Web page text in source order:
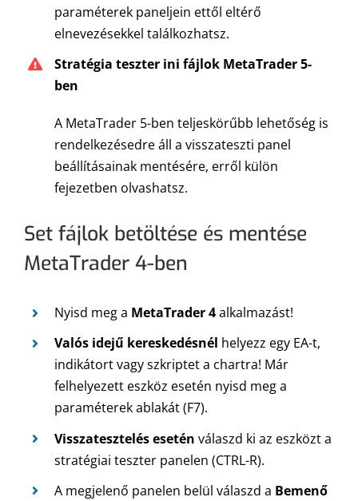
paraméterek paneljein ettől eltérő
elnevezésekkel találkozhatsz.
Stratégia teszter ini fájlok MetaTrader 5-
ben
A MetaTrader 5-ben teljeskörűbb lehetőség is
rendelkezésedre áll a visszateszti panel
beállításainak mentésére, erről külön
fejezetben olvashatsz.
Set fájlok betöltése és mentése
MetaTrader 4-ben
Nyisd meg a MetaTrader 4alkalmazást!
Valós idejű kereskedésnél helyezz egy EA-t,
indikátort vagy szkriptet a chartra! Már
felhelyezett eszköz esetén nyisd meg a
paraméterek ablakát (F7).
Visszatesztelés esetén válaszd ki az eszközt a
stratégiai teszter panelen (CTRL-R).
A megjelenő panelen belül válaszd a Bemenő